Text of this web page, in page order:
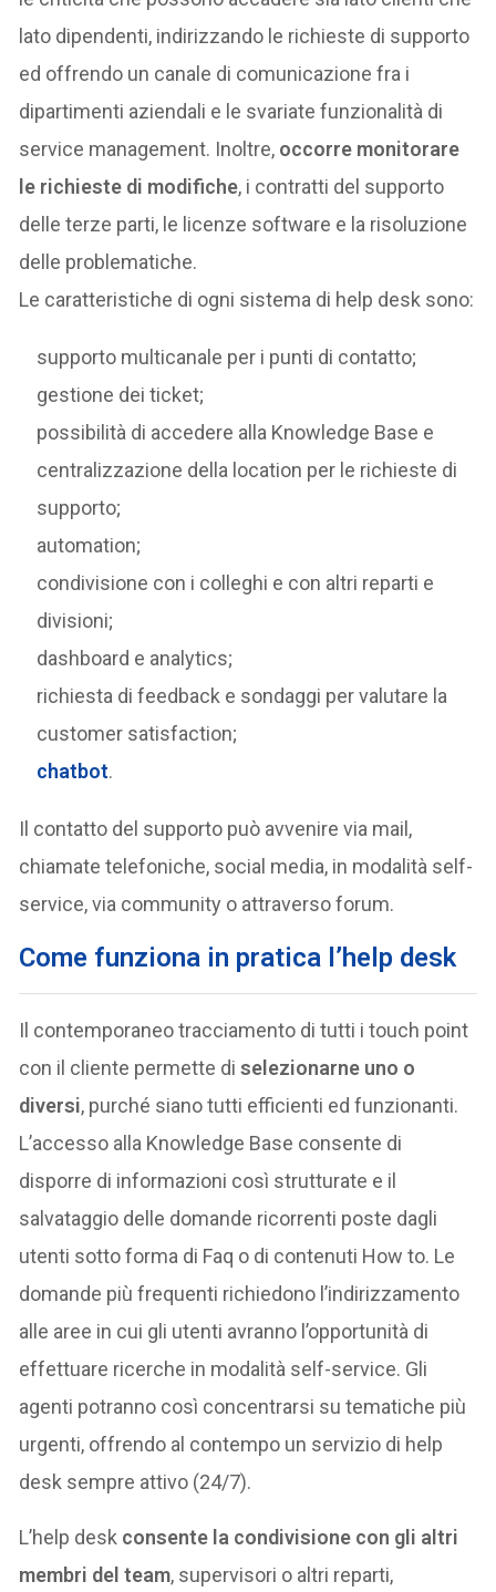
lato dipendenti, indirizzando le richieste di supporto
ed offrendo un canale di comunicazione fra i
dipartimenti aziendali e le svariate funzionalità di
service management. Inoltre, occorre monitorare
le richieste di modifiche, i contratti del supporto
delle terze parti, le licenze software e la risoluzione
delle problematiche.
Le caratteristiche di ogni sistema di help desk sono:
supporto multicanale per i punti di contatto;
gestione dei ticket;
possibilità di accedere alla Knowledge Base e
centralizzazione della location per le richieste di
supporto;
automation;
condivisione con i colleghi e con altri reparti e
divisioni;
dashboard e analytics;
richiesta di feedback e sondaggi per valutare la
customer satisfaction;
chatbot.
Il contatto del supporto può avvenire via mail,
chiamate telefoniche, social media, in modalità self-
service, via community o attraverso forum.
Come funziona in pratica l’help desk
Il contemporaneo tracciamento di tutti i touch point
con il cliente permette diselezionarne uno o
diversi, purché siano tutti efficienti ed funzionanti.
L’accesso alla Knowledge Base consente di
disporre di informazioni così strutturate e il
salvataggio delle domande ricorrenti poste dagli
utenti sotto forma di Faq o di contenuti How to. Le
domande più frequenti richiedono l’indirizzamento
alle aree in cui gli utenti avranno l’opportunità di
effettuare ricerche in modalità self-service. Gli
agenti potranno così concentrarsi su tematiche più
urgenti, offrendo al contempo un servizio di help
desk sempre attivo (24/7).
L’help desk consente la condivisione con gli altri
membri del team, supervisori o altri reparti,